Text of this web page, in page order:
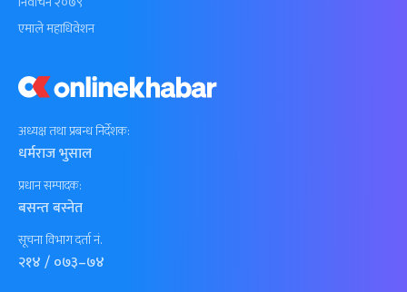
अध्यक्ष तथा प्रबन्ध निर्देशक:
धर्मराज भुसाल
प्रधान सम्पादक:
बसन्त बस्नेत
सूचना विभाग दर्ता नं.
२१४ / ०७३–७४
एमाले महाधिवेशन